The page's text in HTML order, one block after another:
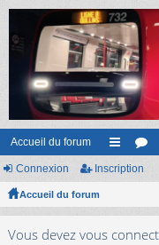
Accueil du forum
ac or
Connexion Inscription
Accueil du forum
Vous devez vous